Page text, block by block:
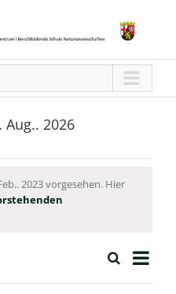
2026
2023 vorgesehen. Hier
Suche
Tag